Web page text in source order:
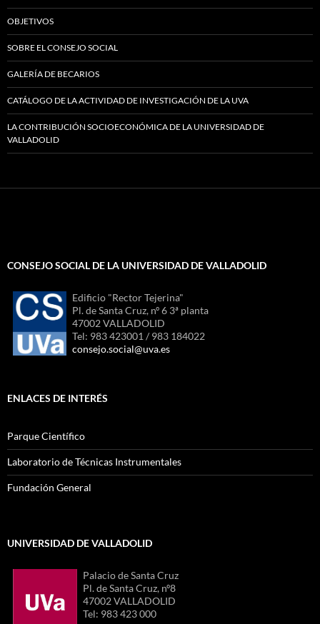
OBJETIVOS
SOBRE EL CONSEJO SOCIAL
GALERÍA DE BECARIOS
CATÁLOGO DE LA ACTIVIDAD DE INVESTIGACIÓN DE LA UVA
LA CONTRIBUCIÓN SOCIOECONÓMICA DE LA UNIVERSIDAD DE
VALLADOLID
CONSEJO SOCIAL DE LA UNIVERSIDAD DE VALLADOLID
Edificio "Rector Tejerina"
Pl. de Santa Cruz, nº 6 3ª planta
47002 VALLADOLID
Tel: 983 423001 / 983 184022
consejo.social@uva.es
ENLACES DE INTERÉS
Parque Científico
Laboratorio de Técnicas Instrumentales
Fundación General
UNIVERSIDAD DE VALLADOLID
Palacio de Santa Cruz
Pl. de Santa Cruz, nº8
47002 VALLADOLID
Tel: 983 423 000